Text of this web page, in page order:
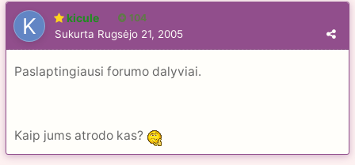
kicule 104
Sukurta Rugsėjo 21, 2005
Paslaptingiausi forumo dalyviai.
Kaip jums atrodo kas?